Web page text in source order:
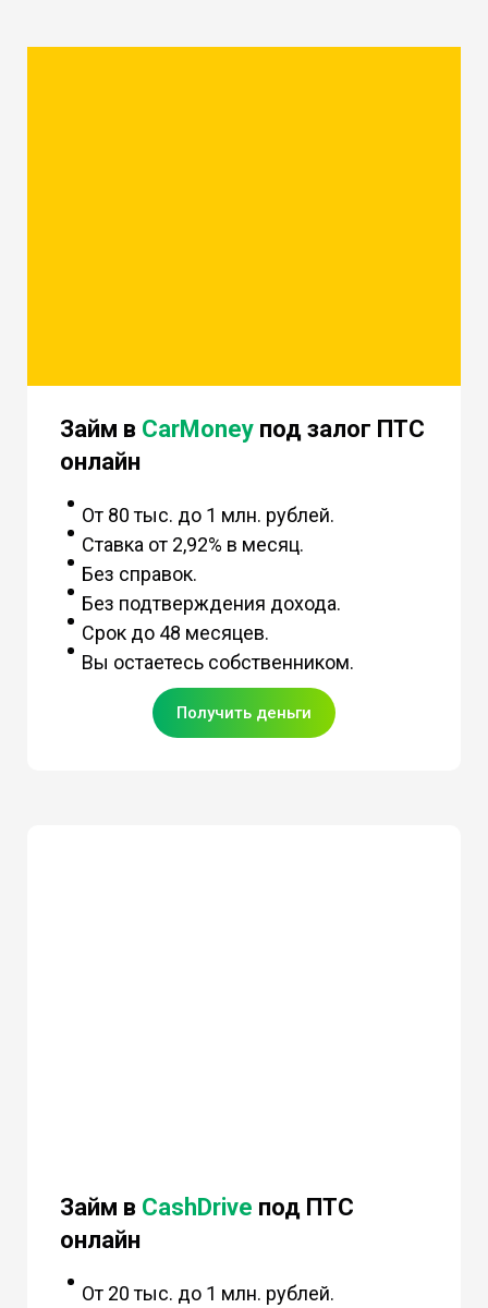
Займ в CarMoney под залог ПТС
онлайн
От 80 тыс. до 1 млн. рублей.
Ставка от 2,92% в месяц.
Без справок.
Без подтверждения дохода.
Срок до 48 месяцев.
Вы остаетесь собственником.
Получить деньги
Займ в CashDrive под ПТС
онлайн
От 20 тыс. до 1 млн. рублей.